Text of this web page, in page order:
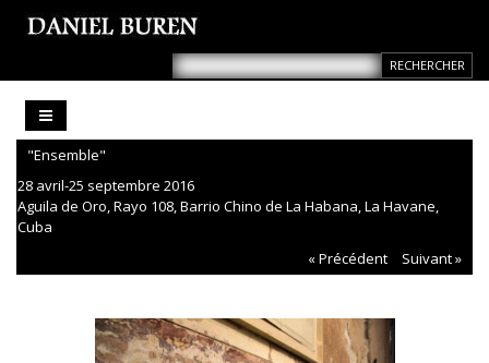
"Ensemble"
28 avril-25 septembre 2016
Aguila de Oro, Rayo 108, Barrio Chino de La Habana, La Havane,
Cuba
« Précédent
Suivant »